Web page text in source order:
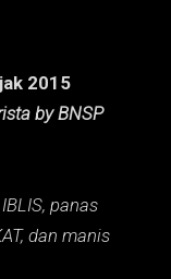
2015
by BNSP
panas
dan manis